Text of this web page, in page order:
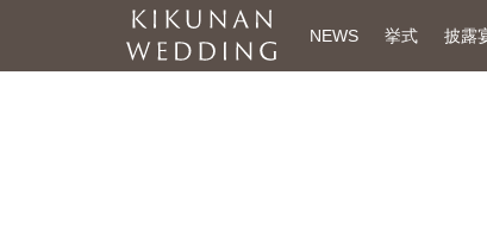
NEWS 挙式 披露